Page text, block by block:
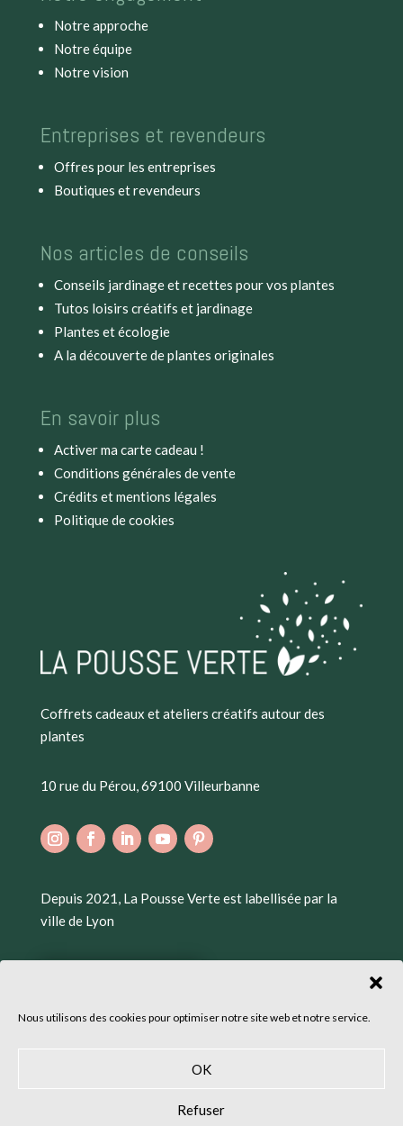
Nous utilisons des cookies pour optimiser notre site web et notre service.
OK
Refuser
Notre approche
Notre équipe
Notre vision
Entreprises et revendeurs
Offres pour les entreprises
Boutiques et revendeurs
Nos articles de conseils
Conseils jardinage et recettes pour vos plantes
Tutos loisirs créatifs et jardinage
Plantes et écologie
A la découverte de plantes originales
En savoir plus
Activer ma carte cadeau !
Conditions générales de vente
Crédits et mentions légales
Politique de cookies
Coffrets cadeaux et ateliers créatifs autour des
plantes
10 rue du Pérou, 69100 Villeurbanne
Depuis 2021, La Pousse Verte est labellisée par la
ville de Lyon